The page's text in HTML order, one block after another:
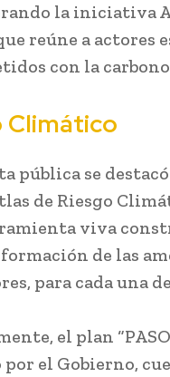
la iniciativa
reúne a actores
con la
Climático
pública se
de Riesgo
viva
de las
para cada una
el plan “PASO
por el Gobierno,